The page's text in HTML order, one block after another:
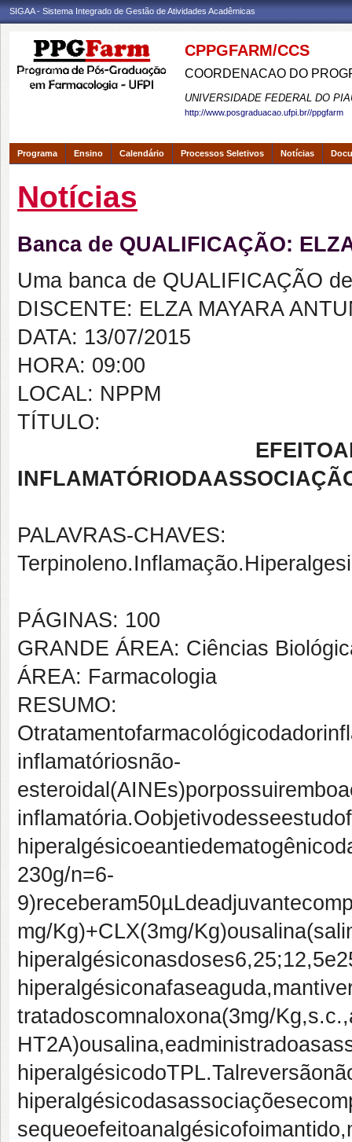
SIGAA - Sistema Integrado de Gestão de Atividades Acadêmicas
CPPGFARM/CCS
COORDENACAO DO
UNIVERSIDADE FEDERAL DO
http://www.posgraduacao.ufpi.br//ppgfarm
Programa Ensino Calendário Processos Seletivos Notícias
Notícias
Banca de QUALIFICAÇÃO:
Uma banca de QUALIFICAÇÃO
DISCENTE: ELZA MAYARA
DATA: 13/07/2015
HORA: 09:00
LOCAL: NPPM
TÍTULO:
EFEITO
INFLAMATÓRIODA
PALAVRAS-CHAVES:
Terpinoleno.Inflamação.
PÁGINAS: 100
GRANDE ÁREA: Ciências
ÁREA: Farmacologia
RESUMO:
Otratamentofarmacológicodador
inflamatóriosnão-
esteroidal (AINEs)porpossuiremboa
inflamatória.Oobjetivodesseestudo
hiperalgésicoeantiedematogênico
230g/n=6-
9)receberam50µLdeadjuvante
mg/Kg)+CLX(3mg/Kg)ousalina(
hiperalgésiconasdoses6,25;12,5e
hiperalgésiconafaseaguda,
tratadoscomnaloxona(3mg/Kg,s.c.,
HT2A)ousalina,eadministradoas
hiperalgésicodoTPL.Tal reversão
hiperalgésicodasassociaçõese
sequeoefeitoanalgésicofoimantido,